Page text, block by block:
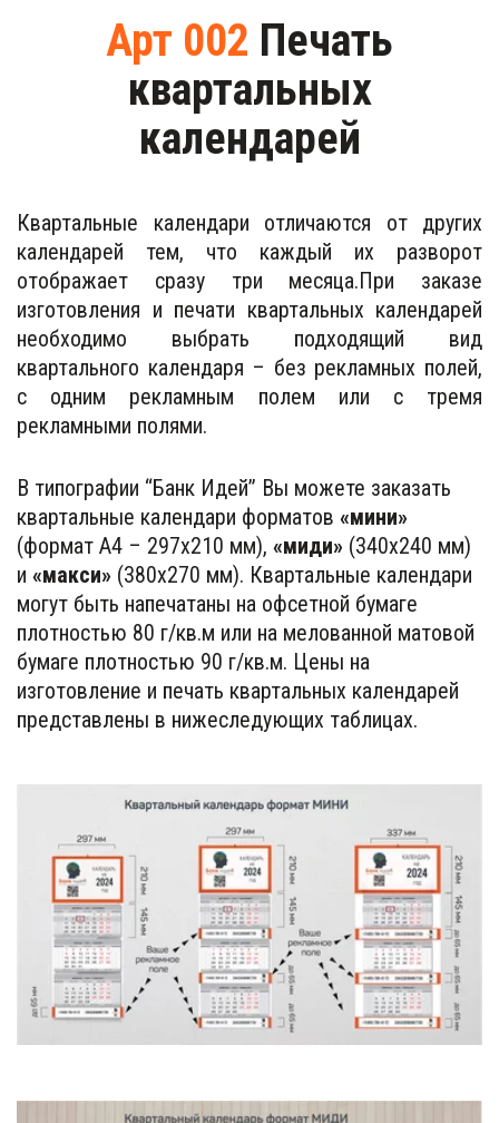
Арт 002 Печать
квартальных
календарей
Квартальные календари отличаются от других
календарей тем, что каждый их разворот
отображает сразу три месяца.При заказе
изготовления и печати квартальных календарей
необходимо выбрать подходящий вид
квартального календаря – без рекламных полей,
с одним рекламным полем или с тремя
рекламными полями.
В типографии “Банк Идей” Вы можете заказать
квартальные календари форматов «мини»
(формат А4 – 297х210 мм), «миди» (340х240 мм)
и «макси» (380х270 мм). Квартальные календари
могут быть напечатаны на офсетной бумаге
плотностью 80 г/кв.м или на мелованной матовой
бумаге плотностью 90 г/кв.м. Цены на
изготовление и печать квартальных календарей
представлены в нижеследующих таблицах.